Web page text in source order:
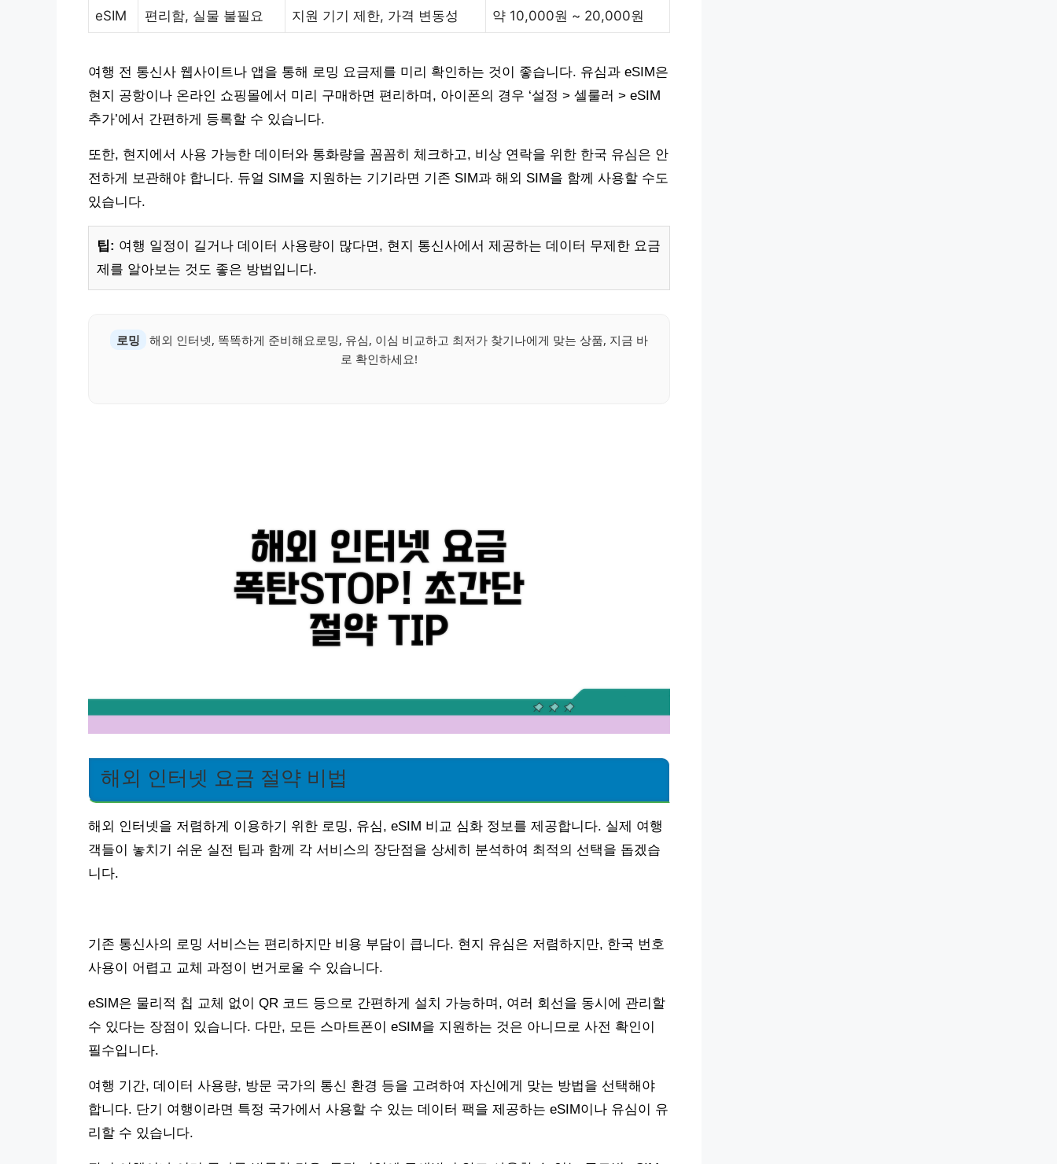
eSIM 편리함, 실물 불필요 지원 기기 제한, 가격 변동성 약 10,000원 ~ 20,000원
여행 전 통신사 웹사이트나 앱을 통해 로밍 요금제를 미리 확인하는 것이 좋습니다. 유심과 eSIM은
현지 공항이나 온라인 쇼핑몰에서 미리 구매하면 편리하며, 아이폰의 경우 ‘설정 > 셀룰러 > eSIM
추가’에서 간편하게 등록할 수 있습니다.
또한, 현지에서 사용 가능한 데이터와 통화량을 꼼꼼히 체크하고, 비상 연락을 위한 한국 유심은 안
전하게 보관해야 합니다. 듀얼 SIM을 지원하는 기기라면 기존 SIM과 해외 SIM을 함께 사용할 수도
있습니다.
팁: 여행 일정이 길거나 데이터 사용량이 많다면, 현지 통신사에서 제공하는 데이터 무제한 요금
제를 알아보는 것도 좋은 방법입니다.
로밍
해외 인터넷, 똑똑하게 준비해요로밍, 유심, 이심 비교하고 최저가 찾기나에게 맞는 상품, 지금 바
로 확인하세요!
해외 인터넷 요금 절약 비법
해외 인터넷을 저렴하게 이용하기 위한 로밍, 유심, eSIM 비교 심화 정보를 제공합니다. 실제 여행
객들이 놓치기 쉬운 실전 팁과 함께 각 서비스의 장단점을 상세히 분석하여 최적의 선택을 돕겠습
니다.
기존 통신사의 로밍 서비스는 편리하지만 비용 부담이 큽니다. 현지 유심은 저렴하지만, 한국 번호
사용이 어렵고 교체 과정이 번거로울 수 있습니다.
eSIM은 물리적 칩 교체 없이 QR 코드 등으로 간편하게 설치 가능하며, 여러 회선을 동시에 관리할
수 있다는 장점이 있습니다. 다만, 모든 스마트폰이 eSIM을 지원하는 것은 아니므로 사전 확인이
필수입니다.
여행 기간, 데이터 사용량, 방문 국가의 통신 환경 등을 고려하여 자신에게 맞는 방법을 선택해야
합니다. 단기 여행이라면 특정 국가에서 사용할 수 있는 데이터 팩을 제공하는 eSIM이나 유심이 유
리할 수 있습니다.